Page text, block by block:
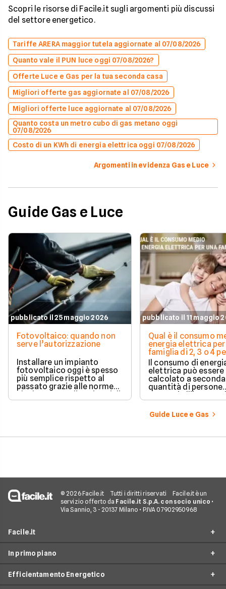
Scopri le risorse di Facile.it sugli argomenti più discussi
del settore energetico.
Tariffe ARERA maggior tutela aggiornate al 07/08/2026
Quanto vale il PUN luce oggi 07/08/2026?
Offerte Luce e Gas per la tua seconda casa
Migliori offerte gas aggiornate al 07/08/2026
Migliori offerte luce aggiornate al 07/08/2026
Quanto costa un metro cubo di gas metano oggi
07/08/2026
Costo di un KWh di energia elettrica oggi 07/08/2026
Argomenti in evidenza Gas e Luce
Guide Gas e Luce
pubblicato il 25 maggio 2026
Fotovoltaico: quando non
serve l’autorizzazione
Installare un impianto
fotovoltaico oggi è spesso
più semplice rispetto al
passato grazie alle norme
che hanno ampliato i casi di
edilizia libera.
pubblicato il 11 maggio
Qual è il consumo
energia elettrica per
famiglia di 2, 3 o 4
Il consumo di
elettrica può essere
calcolato a
quantità di persone
presenti all'interno
determinato
numerosi i fattori
influenzano questo
considerazione per
Guide Luce e Gas
© 2026 Facile.it Tutti i diritti riservati
Facile.it è un
servizio offerto da Facile.it S.p.A. con socio unico •
Via Sannio, 3 - 20137 Milano • P.IVA 07902950968
Facile.it
Assicurazioni
Prestiti
In primo piano
Efficientamento Energetico